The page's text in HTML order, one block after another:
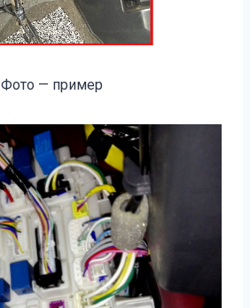
Фото — пример